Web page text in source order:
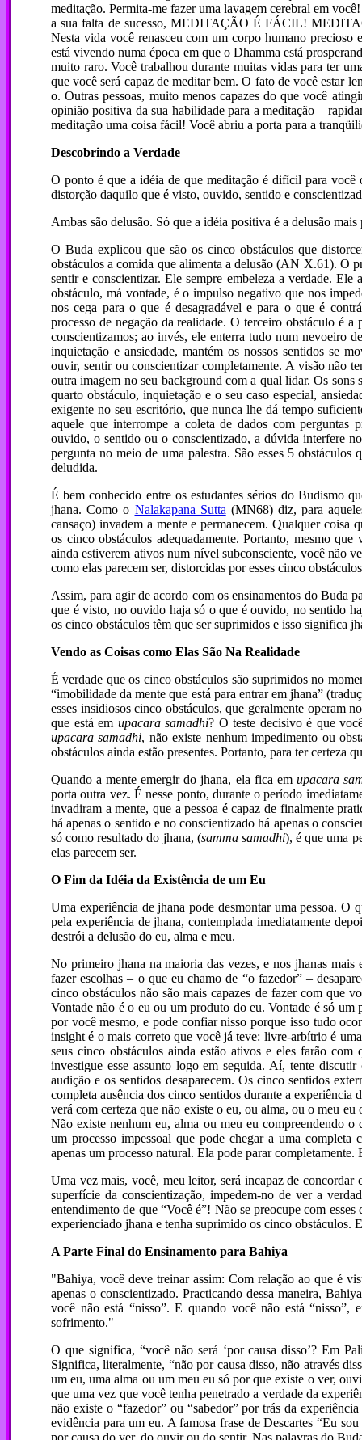
meditação. Permita-me fazer uma lavagem cerebral em
a sua falta de sucesso, MEDITAÇÃO É FÁCIL!
Nesta vida você renasceu com um corpo humano precioso
está vivendo numa época em que o Dhamma está
muito raro. Você trabalhou durante muitas vidas para ter
que você será capaz de meditar bem. O fato de você estar
o. Outras pessoas, muito menos capazes do que você
opinião positiva da sua habilidade para a meditação –
meditação uma coisa fácil! Você abriu a porta para a
Descobrindo a Verdade
O ponto é que a idéia de que meditação é difícil para você
distorção daquilo que é visto, ouvido, sentido e
Ambas são delusão. Só que a idéia positiva é a delusão
O Buda explicou que são os cinco obstáculos que
obstáculos a comida que alimenta a delusão (AN X.61). O
sentir e conscientizar. Ele sempre embeleza a verdade.
obstáculo, má vontade, é o impulso negativo que nos
nos cega para o que é desagradável e para o que é
processo de negação da realidade. O terceiro obstáculo é
conscientizamos; ao invés, ele enterra tudo num nevoeiro
inquietação e ansiedade, mantém os nossos sentidos se
ouvir, sentir ou conscientizar completamente. A visão não
outra imagem no seu background com a qual lidar. Os
quarto obstáculo, inquietação e o seu caso especial,
exigente no seu escritório, que nunca lhe dá tempo
aquele que interrompe a coleta de dados com perguntas
ouvido, o sentido ou o conscientizado, a dúvida interfere
pergunta no meio de uma palestra. São esses 5
deludida.
É bem conhecido entre os estudantes sérios do Budismo
jhana. Como o Nalakapana Sutta (MN68) diz, para
cansaço) invadem a mente e permanecem. Qualquer coisa
os cinco obstáculos adequadamente. Portanto, mesmo
ainda estiverem ativos num nível subconsciente, você não
como elas parecem ser, distorcidas por esses cinco
Assim, para agir de acordo com os ensinamentos do Buda
que é visto, no ouvido haja só o que é ouvido, no sentido
os cinco obstáculos têm que ser suprimidos e isso significa
Vendo as Coisas como Elas São Na Realidade
É verdade que os cinco obstáculos são suprimidos no
“imobilidade da mente que está para entrar em jhana”
esses insidiosos cinco obstáculos, que geralmente operam
que está em upacara samadhi? O teste decisivo é que
upacara samadhi, não existe nenhum impedimento ou
obstáculos ainda estão presentes. Portanto, para ter certeza
Quando a mente emergir do jhana, ela fica em upacara
porta outra vez. É nesse ponto, durante o período
invadiram a mente, que a pessoa é capaz de finalmente
há apenas o sentido e no conscientizado há apenas o
só como resultado do jhana, (samma samadhi), é que uma
elas parecem ser.
O Fim da Idéia da Existência de um Eu
Uma experiência de jhana pode desmontar uma pessoa.
pela experiência de jhana, contemplada imediatamente
destrói a delusão do eu, alma e meu.
No primeiro jhana na maioria das vezes, e nos jhanas mais
fazer escolhas – o que eu chamo de “o fazedor” –
cinco obstáculos não são mais capazes de fazer com que
Vontade não é o eu ou um produto do eu. Vontade é só um
por você mesmo, e pode confiar nisso porque isso tudo
insight é o mais correto que você já teve: livre-arbítrio é
seus cinco obstáculos ainda estão ativos e eles farão
investigue esse assunto logo em seguida. Aí, tente
audição e os sentidos desaparecem. Os cinco sentidos
completa ausência dos cinco sentidos durante a
verá com certeza que não existe o eu, ou alma, ou o meu
Não existe nenhum eu, alma ou meu eu compreendendo
um processo impessoal que pode chegar a uma
apenas um processo natural. Ela pode parar
Uma vez mais, você, meu leitor, será incapaz de
superfície da conscientização, impedem-no de ver a
entendimento de que “Você é”! Não se preocupe com
experienciado jhana e tenha suprimido os cinco obstáculos.
A Parte Final do Ensinamento para Bahiya
"Bahiya, você deve treinar assim: Com relação ao que é
apenas o conscientizado. Practicando dessa maneira,
você não está “nisso”. E quando você não está
sofrimento."
O que significa, “você não será ‘por causa disso’? Em
Significa, literalmente, “não por causa disso, não através
um eu, uma alma ou um meu eu só por que existe o ver,
que uma vez que você tenha penetrado a verdade da
não existe o “fazedor” ou “sabedor” por trás da
evidência para um eu. A famosa frase de Descartes “Eu
por causa do ver, do ouvir ou do sentir. Nas palavras do